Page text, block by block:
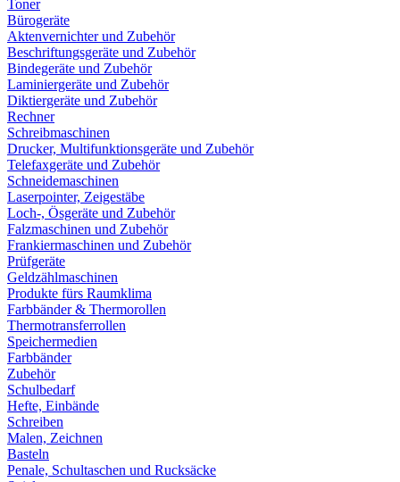
Toner
Bürogeräte
Aktenvernichter und Zubehör
Beschriftungsgeräte und Zubehör
Bindegeräte und Zubehör
Laminiergeräte und Zubehör
Diktiergeräte und Zubehör
Rechner
Schreibmaschinen
Drucker, Multifunktionsgeräte und Zubehör
Telefaxgeräte und Zubehör
Schneidemaschinen
Laserpointer, Zeigestäbe
Loch-, Ösgeräte und Zubehör
Falzmaschinen und Zubehör
Frankiermaschinen und Zubehör
Prüfgeräte
Geldzählmaschinen
Produkte fürs Raumklima
Farbbänder & Thermorollen
Thermotransferrollen
Speichermedien
Farbbänder
Zubehör
Schulbedarf
Hefte, Einbände
Schreiben
Malen, Zeichnen
Basteln
Penale, Schultaschen und Rucksäcke